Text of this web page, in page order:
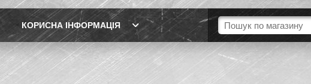
КОРИСНА ІНФОРМАЦІЯ